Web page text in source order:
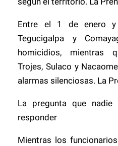
Entre el 1 de enero
Tegucigalpa y
homicidios, mientras
Trojes, Sulaco y
alarmas silenciosas. La
La pregunta que
responder
Mientras los